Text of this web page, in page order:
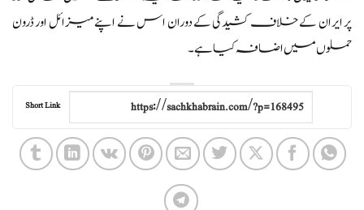
پر ایران کے خلاف کشیدگی کے دوران اس نے اپنے میزائل اور ڈرون
حملوں میں اضافہ کیا ہے۔
Short Link